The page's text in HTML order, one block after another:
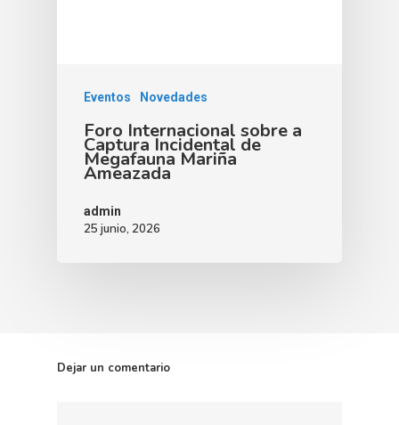
Eventos Novedades
Foro Internacional sobre a
Captura Incidental de
Megafauna Mariña
Ameazada
admin
25 junio, 2026
Dejar un comentario